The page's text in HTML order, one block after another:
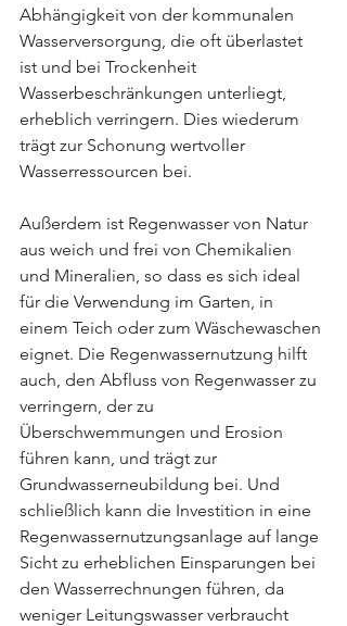
Abhängigkeit von der kommunalen
Wasserversorgung, die oft überlastet
ist und bei Trockenheit
Wasserbeschränkungen unterliegt,
erheblich verringern. Dies wiederum
trägt zur Schonung wertvoller
Wasserressourcen bei.
Außerdem ist Regenwasser von Natur
aus weich und frei von Chemikalien
und Mineralien, so dass es sich ideal
für die Verwendung im Garten, in
einem Teich oder zum Wäschewaschen
eignet. Die Regenwassernutzung hilft
auch, den Abfluss von Regenwasser zu
verringern, der zu
Überschwemmungen und Erosion
führen kann, und trägt zur
Grundwasserneubildung bei. Und
schließlich kann die Investition in eine
Regenwassernutzungsanlage auf lange
Sicht zu erheblichen Einsparungen bei
den Wasserrechnungen führen, da
weniger Leitungswasser verbraucht